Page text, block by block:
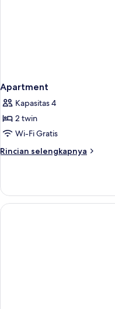
Apartment
Kapasitas 4
2 twin
Wi-Fi Gratis
Rincian selengkapnya
Rincian
Apartment